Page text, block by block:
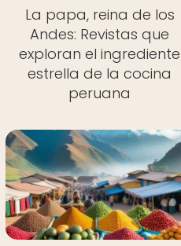
La papa, reina de los
Andes: Revistas que
exploran el ingrediente
estrella de la cocina
peruana